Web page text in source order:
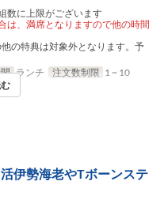
数に上限がございます
は、満席となりますので他の時間
の特典は対象外となります。予
ランチ 注文数制限 1 ~ 10
伊勢海老やTボーンステ